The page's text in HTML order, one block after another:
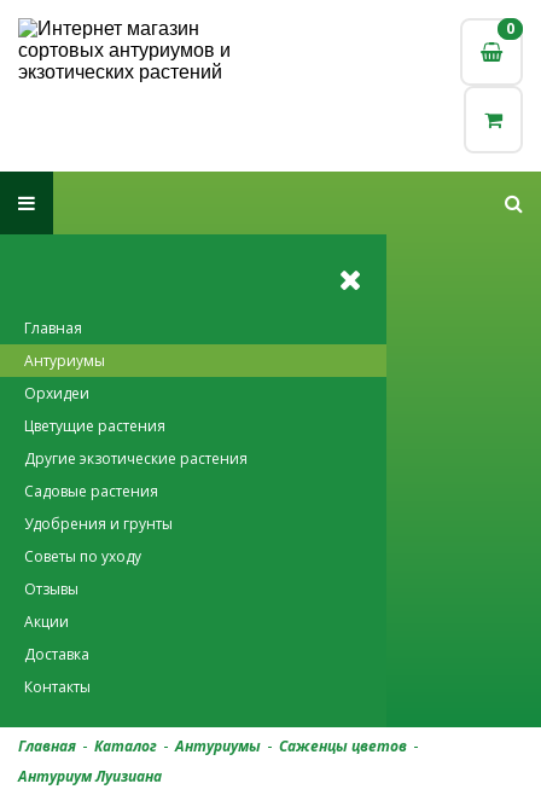
0
0
Главная
Антуриумы
Орхидеи
Цветущие растения
Другие экзотические растения
Садовые растения
Удобрения и грунты
Советы по уходу
Отзывы
Акции
Доставка
Контакты
Главная - Каталог - Антуриумы - Саженцы цветов -
Антуриум Луизиана